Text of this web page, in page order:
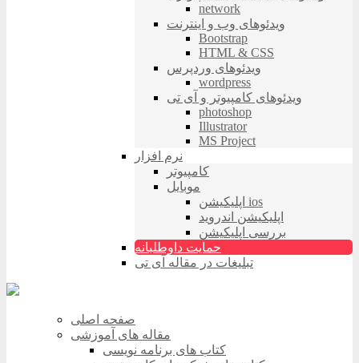
network
ویدئوهای وب و اینترنت
Bootstrap
HTML & CSS
ویدئوهای وردپرس
wordpress
ویدئوهای کامپیوتر و آی تی
photoshop
Illustrator
MS Project
نرم افزار
کامپیوتر
موبایل
اپلیکیشن ios
اپلیکیشن اندروید
بررسی اپلیکیشن
حمایت داوطلبانه
تبلیغات در مقاله آی تی
صفحه اصلی
مقاله های آموزشی
کتاب های برنامه نویسی